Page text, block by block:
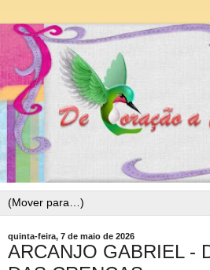
quinta-feira, 7 de maio de 2026
ARCANJO GABRIEL -